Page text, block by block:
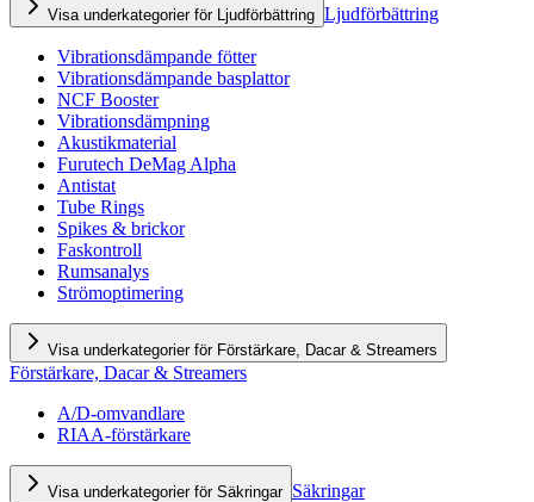
Visa underkategorier för Ljudförbättring Ljudförbättring
Vibrationsdämpande fötter
Vibrationsdämpande basplattor
NCF Booster
Vibrationsdämpning
Akustikmaterial
Furutech DeMag Alpha
Antistat
Tube Rings
Spikes & brickor
Faskontroll
Rumsanalys
Strömoptimering
Visa underkategorier för Förstärkare, Dacar & Streamers
Förstärkare, Dacar & Streamers
A/D-omvandlare
RIAA-förstärkare
Visa underkategorier för Säkringar Säkringar